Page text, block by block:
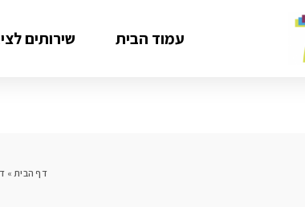
עמוד הבית שירותים
דף הבית»